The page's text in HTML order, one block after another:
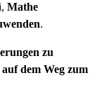
Mathe
.
zu
dem Weg zum